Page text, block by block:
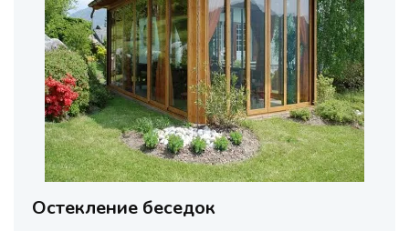
Остекление беседок